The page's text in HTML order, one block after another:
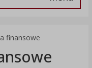
finansowe